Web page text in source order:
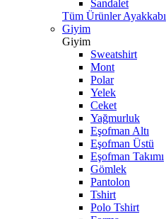
Sandalet
Tüm Ürünler Ayakkabı
Giyim
Giyim
Sweatshirt
Mont
Polar
Yelek
Ceket
Yağmurluk
Eşofman Altı
Eşofman Üstü
Eşofman Takımı
Gömlek
Pantolon
Tshirt
Polo Tshirt